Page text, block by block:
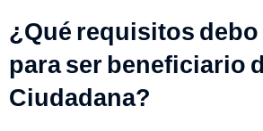
¿Qué requisitos
para ser beneficiario
Ciudadana?